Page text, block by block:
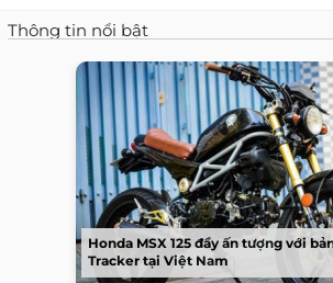
Thông tin nổi bật
Honda MSX 125 đầy ấn tượng với
Tracker tại Việt Nam